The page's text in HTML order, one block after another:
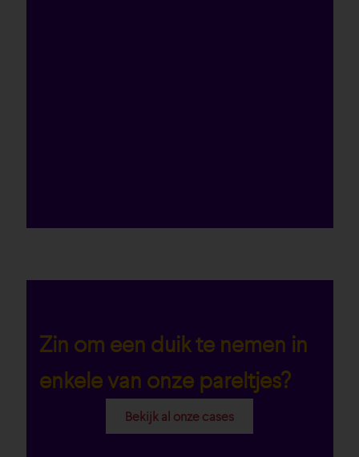
Zin om een duik te nemen in
enkele van onze pareltjes?
Bekijk al onze cases